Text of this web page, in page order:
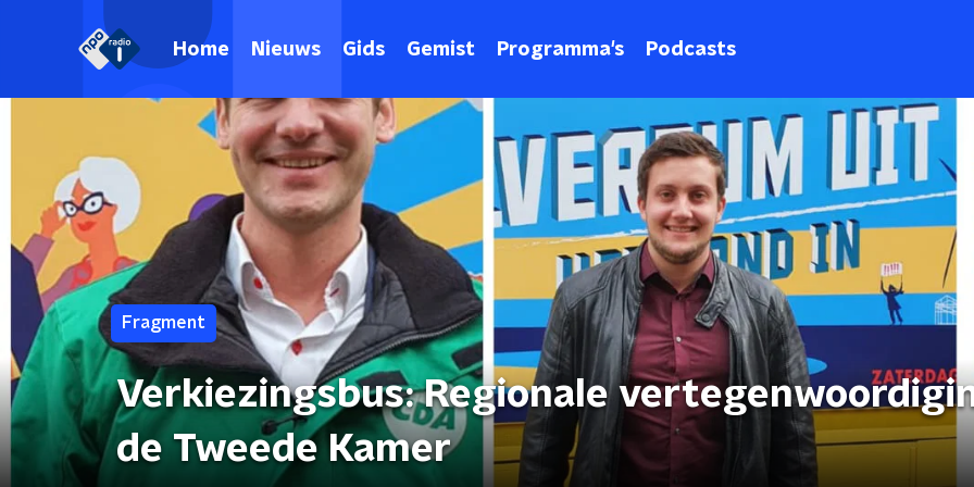
Home Nieuws Gids Gemist Programma's Podcasts
Fragment
Verkiezingsbus: Regionale
de Tweede Kamer